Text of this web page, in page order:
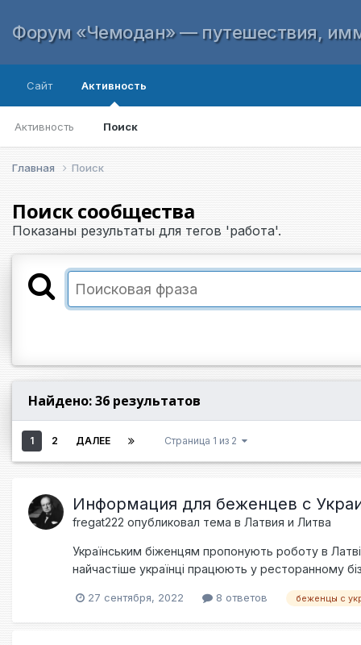
Форум «Чемодан» — путешествия,
Сайт Активность
Активность Поиск
Главная Поиск
Поиск сообщества
Показаны результаты для тегов 'работа'.
Найдено: 36 результатов
1 2 ДАЛЕЕ Страница 1 из 2
Информация для беженцев с
fregat222 опубликовал тема в Латвия и Литва
Українським біженцям пропонують роботу в
найчастіше українці працюють у ресторанному
готельний бізнес, здавання житла (284); робота у
затребуваними виявилися такі спеціальності:
27 сентября, 2022 8 ответов беженцы с